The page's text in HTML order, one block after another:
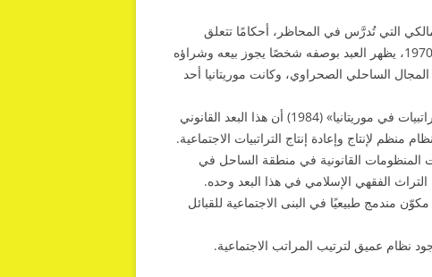
التي تُدرَّس في المحاظر، أحكامًا تتعلق
بالرق. ففي الطبعة الصادرة عن دار المعارف بالقاهرة سنة 1970، يظهر العبد بوصفه شخصًا يجوز بيعه وشراؤه
الساحلي الصحراوي، وكانت موريتانيا أحد
وتُظهر تحليلات بيير بونت في دراسته «البنية الاجتماعية والتراتبيات في موريتانيا» (1984) أن هذا البعد القانوني
لإنتاج وإعادة إنتاج التراتبيات الاجتماعية.
بروس دي. هول (2011) كيف أسهمت المنظومات القانونية في منطقة الساحل في
الفقهي الإسلامي في هذا البعد وحده.
مندمج طبيعيًا في البنى الاجتماعية للقبائل
نظام عميق لترتيب المراتب الاجتماعية.